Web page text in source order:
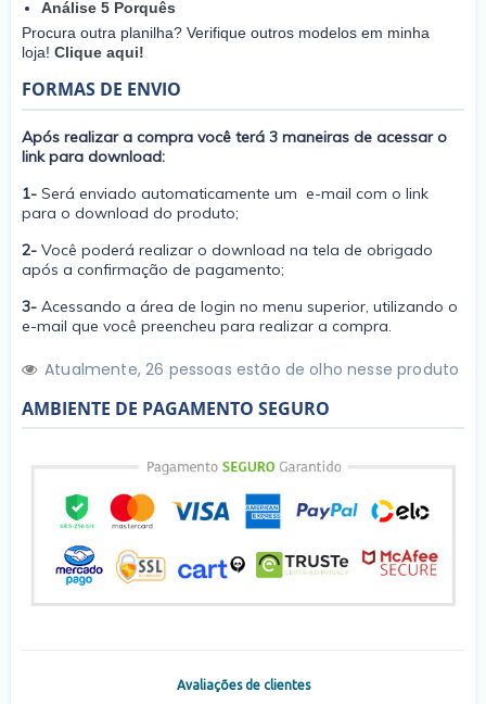
Análise 5 Porquês
Procura outra planilha? Verifique outros modelos em minha
loja! Clique aqui!
FORMAS DE ENVIO
Após realizar a compra você terá 3 maneiras de acessar o
link para download:
1- Será enviado automaticamente um e-mail com o link
para o download do produto;
2- Você poderá realizar o download na tela de obrigado
após a confirmação de pagamento;
3- Acessando a área de login no menu superior, utilizando o
e-mail que você preencheu para realizar a compra.
Atualmente,26 pessoas estão de olho nesse produto
AMBIENTE DE PAGAMENTO SEGURO
Avaliações de clientes